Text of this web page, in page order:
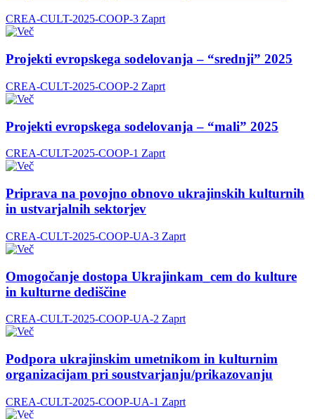
CREA-CULT-2025-COOP-3 Zaprt
Projekti evropskega sodelovanja – “srednji” 2025
CREA-CULT-2025-COOP-2 Zaprt
Projekti evropskega sodelovanja – “mali” 2025
CREA-CULT-2025-COOP-1 Zaprt
Priprava na povojno obnovo ukrajinskih kulturnih
in ustvarjalnih sektorjev
CREA-CULT-2025-COOP-UA-3 Zaprt
Omogočanje dostopa Ukrajinkam_cem do kulture
in kulturne dediščine
CREA-CULT-2025-COOP-UA-2 Zaprt
Podpora ukrajinskim umetnikom in kulturnim
organizacijam pri soustvarjanju/prikazovanju
CREA-CULT-2025-COOP-UA-1 Zaprt